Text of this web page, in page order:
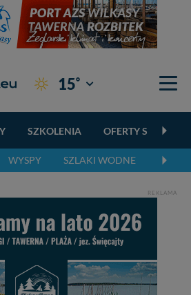
15° Giżycko
SZKOLENIA OFERTY
WYSPY SZLAKI WODNE
REKLAMA